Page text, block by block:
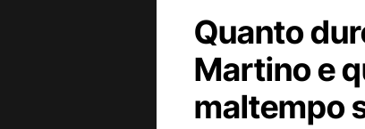
Quanto
Martino e
maltempo